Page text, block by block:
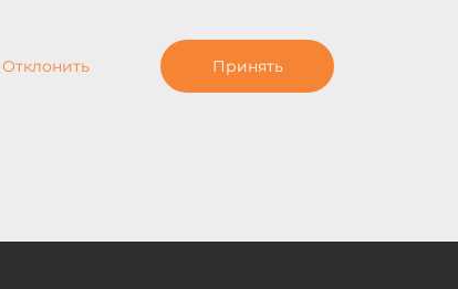
Отклонить Принять